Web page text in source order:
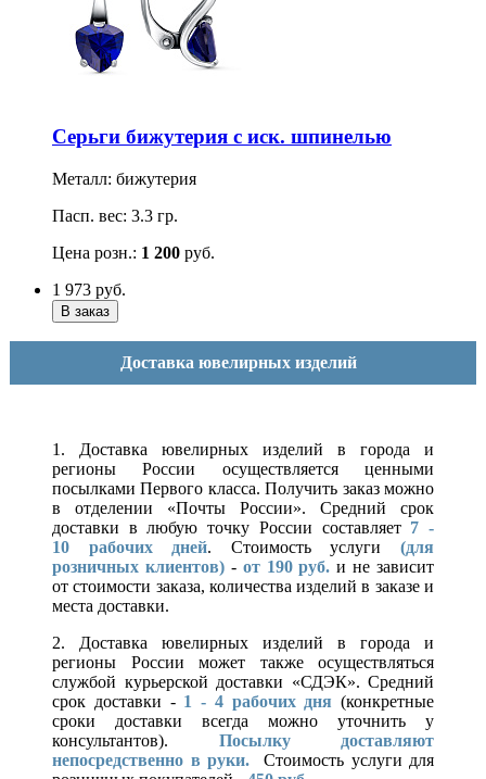
Серьги бижутерия с иск. шпинелью
Металл: бижутерия
Пасп. вес: 3.3 гр.
Цена розн.: 1 200 руб.
1 973 руб.
Доставка ювелирных изделий
1. Доставка ювелирных изделий в города и
регионы России осуществляется ценными
посылками Первого класса. Получить заказ можно
в отделении «Почты России». Средний срок
доставки в любую точку России составляет 7 -
10 рабочих дней. Стоимость услуги(для
розничных клиентов)- от 190 руб. и не зависит
от стоимости заказа, количества изделий в заказе и
места доставки.
2. Доставка ювелирных изделий в города и
регионы России может также осуществляться
службой курьерской доставки «СДЭК». Средний
срок доставки - 1 - 4 рабочих дня (конкретные
сроки доставки всегда можно уточнить у
консультантов). Посылку доставляют
непосредственно в руки.
Стоимость услуги для